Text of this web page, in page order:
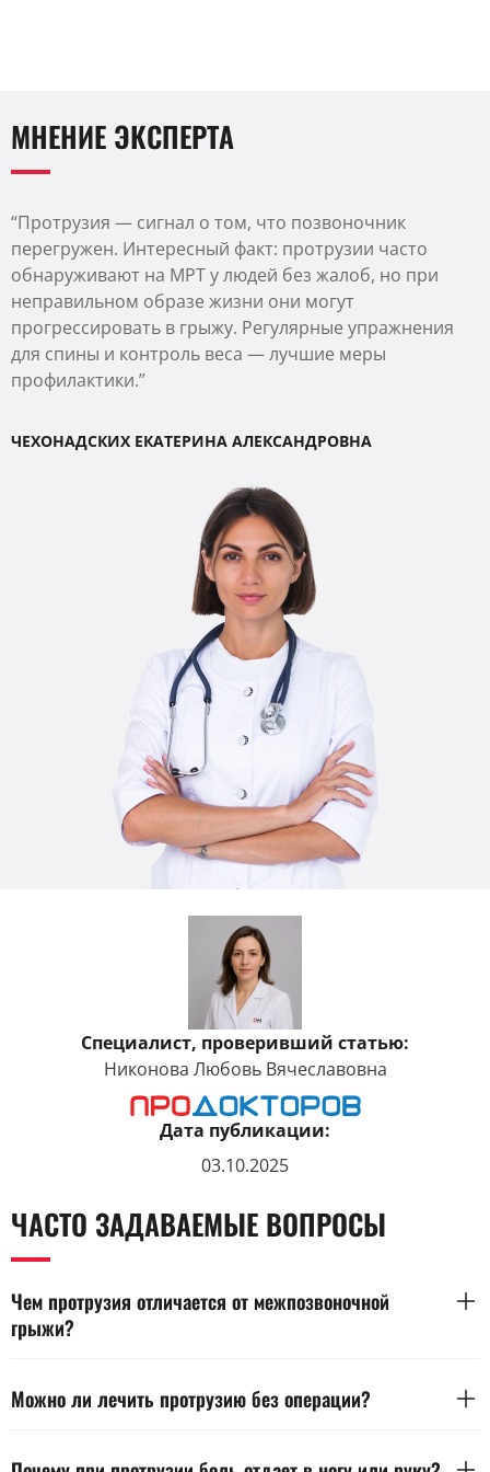
МНЕНИЕ ЭКСПЕРТА
“Протрузия — сигнал о том, что позвоночник
перегружен. Интересный факт: протрузии часто
обнаруживают на МРТ у людей без жалоб, но при
неправильном образе жизни они могут
прогрессировать в грыжу. Регулярные упражнения
для спины и контроль веса — лучшие меры
профилактики.”
ЧЕХОНАДСКИХ ЕКАТЕРИНА АЛЕКСАНДРОВНА
Специалист, проверивший статью:
Никонова Любовь Вячеславовна
Дата публикации:
03.10.2025
ЧАСТО ЗАДАВАЕМЫЕ ВОПРОСЫ
Чем протрузия отличается от межпозвоночной
грыжи?
разрыва фиброзного кольца. При грыже происходит его
разрыв и выход содержимого за пределы диска. Степень
при грыже выше — окончательное заключение делает врач
Можно ли лечить протрузию без операции?
консервативной терапии. Применяют медикаменты,